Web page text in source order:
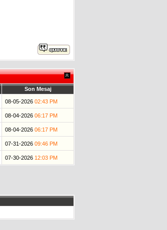
Son Mesaj
08-05-2026 02:43 PM
08-04-2026 06:17 PM
08-04-2026 06:17 PM
07-31-2026 09:46 PM
07-30-2026 12:03 PM